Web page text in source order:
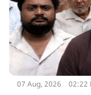
07 Aug, 2026 02:22